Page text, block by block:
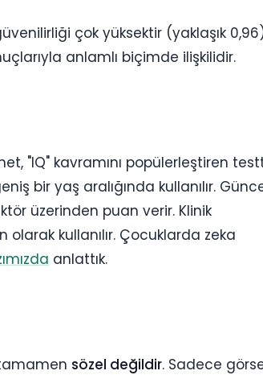
çok yüksektir (yaklaşık
anlamlı biçimde ilişkilidir.
"IQ" kavramını popülerleştiren
bir yaş aralığında kullanılır.
üzerinden puan verir. Klinik
kullanılır. Çocuklarda zeka
anlattık.
sözel değildir. Sadece